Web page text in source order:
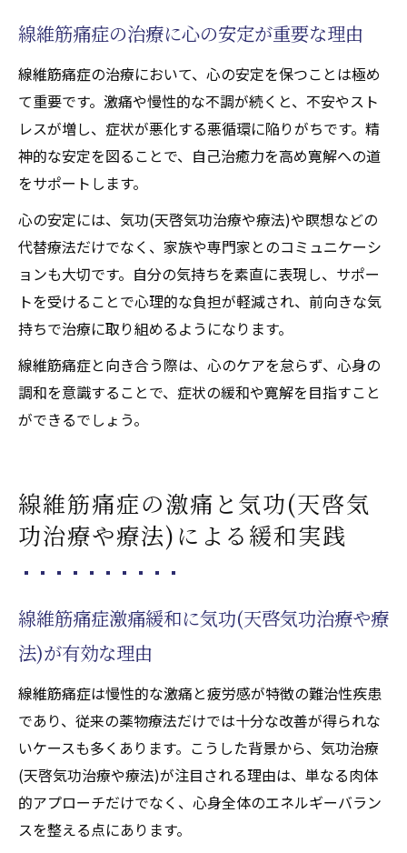
線維筋痛症の治療に心の安定が重要な理由
線維筋痛症の治療において、心の安定を保つことは極め
て重要です。激痛や慢性的な不調が続くと、不安やスト
レスが増し、症状が悪化する悪循環に陥りがちです。精
神的な安定を図ることで、自己治癒力を高め寛解への道
をサポートします。
心の安定には、気功(天啓気功治療や療法)や瞑想などの
代替療法だけでなく、家族や専門家とのコミュニケーシ
ョンも大切です。自分の気持ちを素直に表現し、サポー
トを受けることで心理的な負担が軽減され、前向きな気
持ちで治療に取り組めるようになります。
線維筋痛症と向き合う際は、心のケアを怠らず、心身の
調和を意識することで、症状の緩和や寛解を目指すこと
ができるでしょう。
線維筋痛症の激痛と気功(天啓気
功治療や療法)による緩和実践
線維筋痛症激痛緩和に気功(天啓気功治療や療
法)が有効な理由
線維筋痛症は慢性的な激痛と疲労感が特徴の難治性疾患
であり、従来の薬物療法だけでは十分な改善が得られな
いケースも多くあります。こうした背景から、気功治療
(天啓気功治療や療法)が注目される理由は、単なる肉体
的アプローチだけでなく、心身全体のエネルギーバラン
スを整える点にあります。